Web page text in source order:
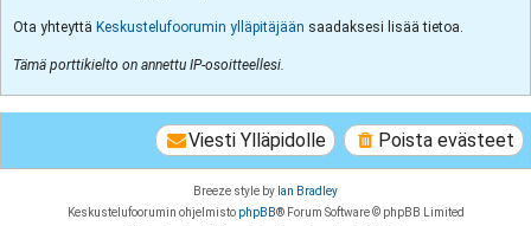
Ota yhteyttä Keskustelufoorumin ylläpitäjään saadaksesi lisää tietoa.
Tämä porttikielto on annettu IP-osoitteellesi.
Poista evästeet
Viesti Ylläpidolle
Breeze style by Ian Bradley
Keskustelufoorumin ohjelmisto phpBB® Forum Software © phpBB Limited